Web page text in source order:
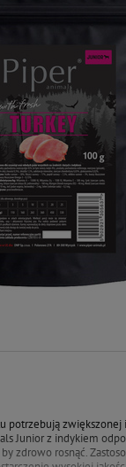
potrzebują zwiększonej
Junior z indykiem
zdrowo rosnąć.